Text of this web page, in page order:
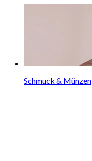
Schmuck & Münzen